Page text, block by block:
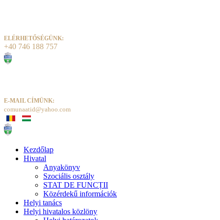
ELÉRHETŐSÉGÜNK:
+40 746 188 757
E-MAIL CÍMÜNK:
comunaatid@yahoo.com
Kezdőlap
Hivatal
Anyakönyv
Szociális osztály
STAT DE FUNCȚII
Közérdekű információk
Helyi tanács
Helyi hivatalos közlöny